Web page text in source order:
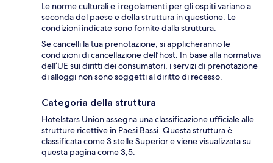
Le norme culturali e i regolamenti per gli ospiti variano a
seconda del paese e della struttura in questione. Le
condizioni indicate sono fornite dalla struttura.
Se cancelli la tua prenotazione, si applicheranno le
condizioni di cancellazione dell’host. In base alla normativa
dell’UE sui diritti dei consumatori, i servizi di prenotazione
di alloggi non sono soggetti al diritto di recesso.
Categoria della struttura
Hotelstars Union assegna una classificazione ufficiale alle
strutture ricettive in Paesi Bassi. Questa struttura è
classificata come 3 stelle Superior e viene visualizzata su
questa pagina come 3,5.